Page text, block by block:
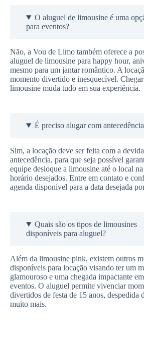
O aluguel de limousine é uma
para eventos?
Não, a Vou de Limo também oferece a
aluguel de limousine para happy hour,
mesmo para um jantar romântico. A
momento divertido e inesquecível.
limousine muda tudo em sua experiência.
É preciso alugar com
Sim, a locação deve ser feita com a devida
antecedência, para que seja possível
equipe desloque a limousine até o local na
horário desejados. Entre em contato e
agenda disponível para a data desejada
Quais são os tipos de limousines
disponíveis para aluguel?
Além da limousine pink, existem outros
disponíveis para locação visando ter um
glamouroso e uma chegada impactante
eventos. O aluguel permite vivenciar
divertidos de festa de 15 anos, despedida
muito mais.